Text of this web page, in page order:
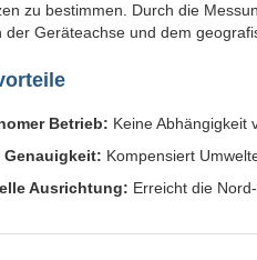
zu bestimmen. Durch die
der Geräteachse und dem
Betrieb: Keine Abhängigkeit
Genauigkeit: Kompensiert
Ausrichtung: Erreicht die